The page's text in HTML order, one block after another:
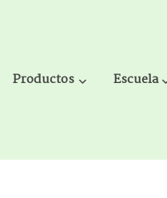
Productos Escuela